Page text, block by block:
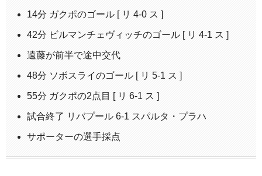
14分 ガクポのゴール [ リ 4-0 ス ]
42分 ビルマンチェヴィッチのゴール [ リ 4-1 ス ]
遠藤が前半で途中交代
48分 ソボスライのゴール [ リ 5-1 ス ]
55分 ガクポの2点目 [ リ 6-1 ス ]
試合終了 リバプール 6-1 スパルタ・プラハ
サポーターの選手採点